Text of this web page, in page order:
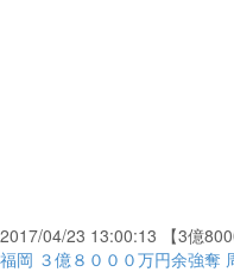
2017/04/23 13:00:13 【3億
福岡 ３億８０００万円余強奪